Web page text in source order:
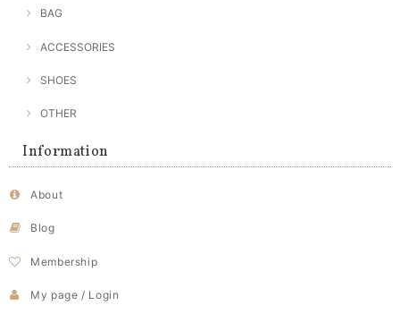
BAG
ACCESSORIES
SHOES
OTHER
Information
About
Blog
Membership
My page / Login